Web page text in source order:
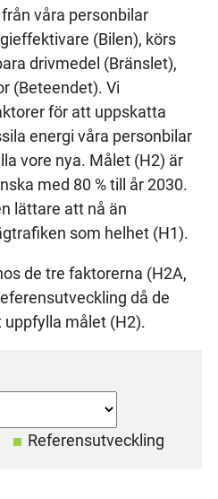
våra personbilar
(Bilen), körs
drivmedel (Bränslet),
(Beteendet). Vi
för att uppskatta
energi våra personbilar
vore nya. Målet (H2) är
med 80 % till år 2030.
lättare att nå än
som helhet (H1).
de tre faktorerna (H2A,
då de
målet (H2).
Referensutveckling